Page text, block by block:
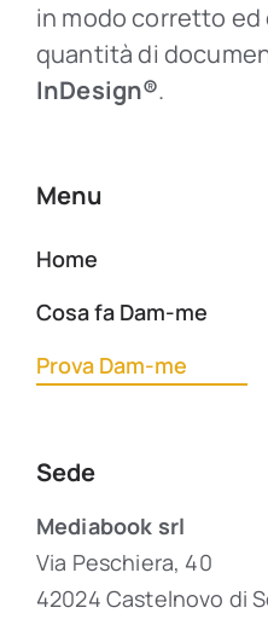
in modo corretto
quantità di
InDesign®.
Menu
Home
Cosa fa Dam-me
Prova Dam-me
Sede
Mediabook srl
Via Peschiera, 40
42024 Castelnovo di